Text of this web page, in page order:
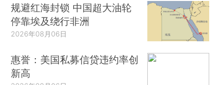
规避红海封锁 中国超大油轮
停靠埃及绕行非洲
2026年08月06日
惠誉：美国私募信贷违约率创
新高